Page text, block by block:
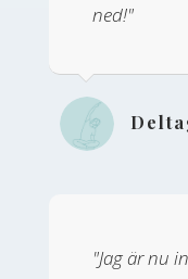
ned!"
"Jag är nu